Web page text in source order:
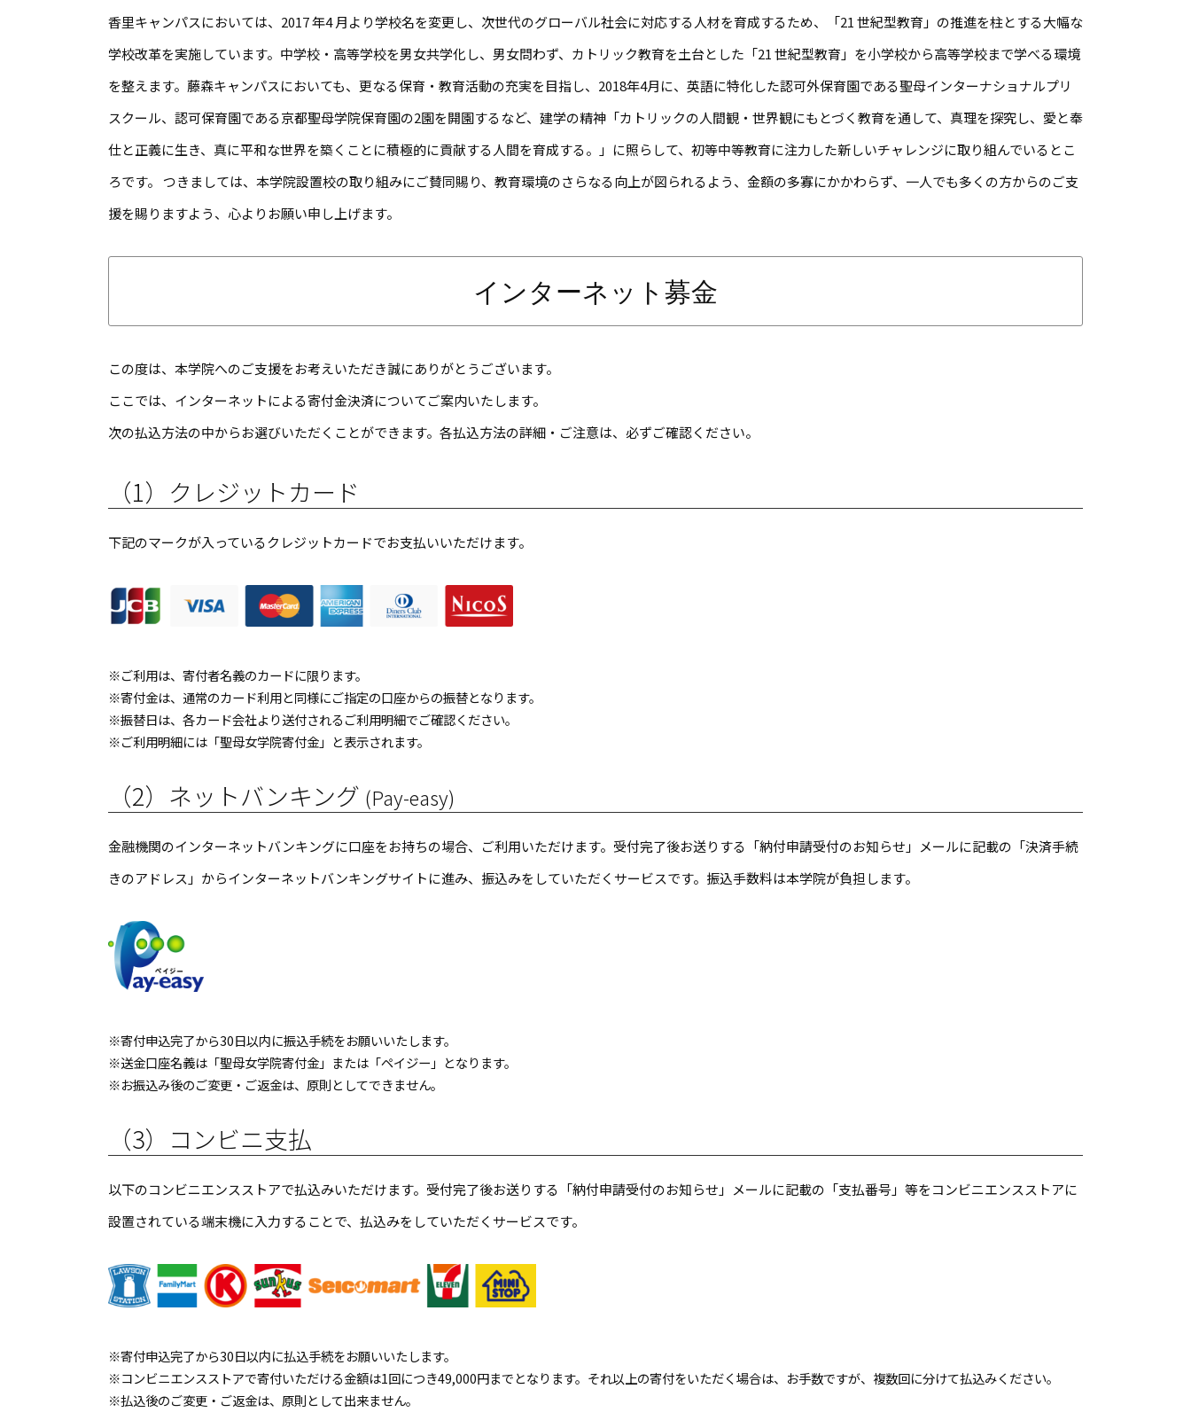
香里キャンパスにおいては、2017 年4 月より学校名を変更し、次世代のグローバル社会に対応する人材を育成するため、「21 世紀型教育」の推進を柱とする大幅な
学校改革を実施しています。中学校・高等学校を男女共学化し、男女問わず、カトリック教育を土台とした「21 世紀型教育」を小学校から高等学校まで学べる環境
を整えます。藤森キャンパスにおいても、更なる保育・教育活動の充実を目指し、2018年4月に、英語に特化した認可外保育園である聖母インターナショナルプリ
スクール、認可保育園である京都聖母学院保育園の2園を開園するなど、建学の精神「カトリックの人間観・世界観にもとづく教育を通して、真理を探究し、愛と奉
仕と正義に生き、真に平和な世界を築くことに積極的に貢献する人間を育成する。」に照らして、初等中等教育に注力した新しいチャレンジに取り組んでいるとこ
ろです。 つきましては、本学院設置校の取り組みにご賛同賜り、教育環境のさらなる向上が図られるよう、金額の多寡にかかわらず、一人でも多くの方からのご支
援を賜りますよう、心よりお願い申し上げます。
インターネット募金
この度は、本学院へのご支援をお考えいただき誠にありがとうございます。
ここでは、インターネットによる寄付金決済についてご案内いたします。
次の払込方法の中からお選びいただくことができます。各払込方法の詳細・ご注意は、必ずご確認ください。
（1）クレジットカード
下記のマークが入っているクレジットカードでお支払いいただけます。
※ご利用は、寄付者名義のカードに限ります。
※寄付金は、通常のカード利用と同様にご指定の口座からの振替となります。
※振替日は、各カード会社より送付されるご利用明細でご確認ください。
※ご利用明細には「聖母女学院寄付金」と表示されます。
（2）ネットバンキング (Pay-easy)
金融機関のインターネットバンキングに口座をお持ちの場合、ご利用いただけます。受付完了後お送りする「納付申請受付のお知らせ」メールに記載の「決済手続
きのアドレス」からインターネットバンキングサイトに進み、振込みをしていただくサービスです。振込手数料は本学院が負担します。
※寄付申込完了から30日以内に振込手続をお願いいたします。
※送金口座名義は「聖母女学院寄付金」または「ペイジー」となります。
※お振込み後のご変更・ご返金は、原則としてできません。
（3）コンビニ支払
以下のコンビニエンスストアで払込みいただけます。受付完了後お送りする「納付申請受付のお知らせ」メールに記載の「支払番号」等をコンビニエンスストアに
設置されている端末機に入力することで、払込みをしていただくサービスです。
※寄付申込完了から30日以内に払込手続をお願いいたします。
※コンビニエンスストアで寄付いただける金額は1回につき49,000円までとなります。それ以上の寄付をいただく場合は、お手数ですが、複数回に分けて払込みください。
※払込後のご変更・ご返金は、原則として出来ません。